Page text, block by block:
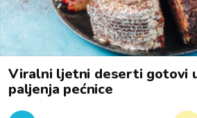
Viralni ljetni deserti gotovi
paljenja pećnice